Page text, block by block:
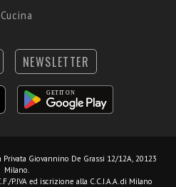
Cucina
NEWSLETTER
Privata Giovannino De Grassi 12/12A, 20123
Milano.
P.IVA ed iscrizione alla C.C.I.A.A. di Milano